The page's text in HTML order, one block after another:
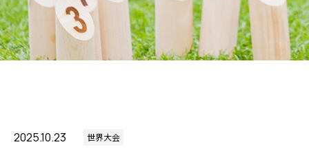
2025.10.23 世界大会